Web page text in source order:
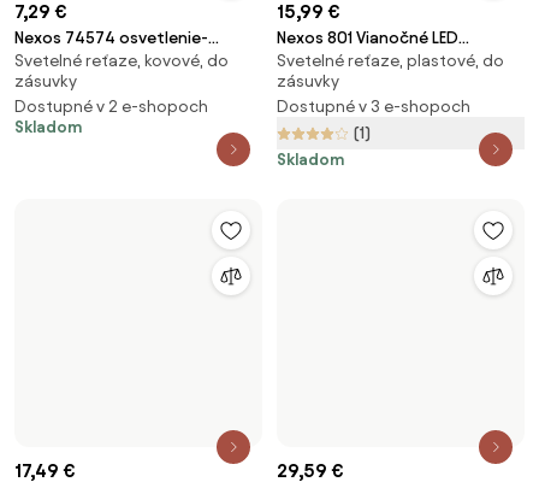
7,29 €
Nexos 74574 osvetlenie-
strieborný drôt, 64 LED, teplá
biela, 2 ks
Svetelné reťaze, kovové, do
zásuvky
Dostupné v 2 e-shopoch
Skladom
15,99 €
Nexos 801 Vianočné LED
osvetlenie 18 m - teple biele,
200 LED
Svetelné reťaze, plastové, do
zásuvky
Dostupné v 3 e-shopoch
(1)
Skladom
17,49 € 29,59 €